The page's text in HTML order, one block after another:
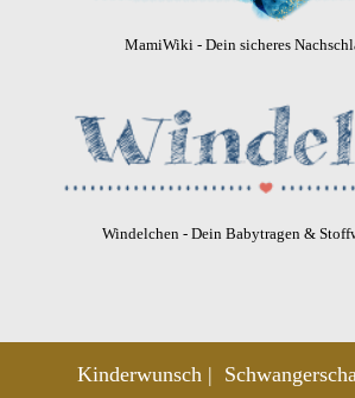
MamiWiki - Dein sicheres
Windelchen - Dein Babytragen &
Kinderwunsch